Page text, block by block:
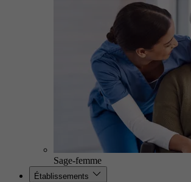
Sage-femme
Établissements